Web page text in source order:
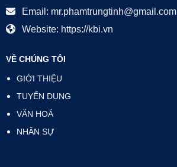
Email: mr.phamtrungtinh@gmail.com
Website: https://kbi.vn
VỀ CHÚNG TÔI
GIỚI THIỆU
TUYỂN DỤNG
VĂN HOÁ
NHÂN SỰ